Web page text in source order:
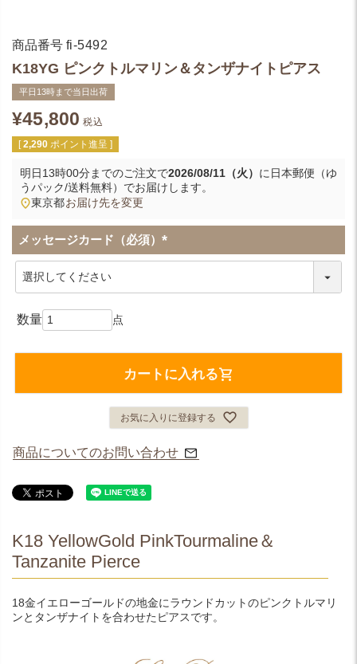
商品番号 fi-5492
K18YG ピンクトルマリン＆タンザナイトピアス
平日13時まで当日出荷
¥45,800 税込
[ 2,290 ポイント進呈 ]
明日13時00分までのご注文で2026/08/11（火） に 日本郵便（ゆ
うパック/送料無料） でお届けします。
東京都お届け先を変更
メッセージカード（必須）
(
カートに入れる
お気に入りに登録する
商品についてのお問い合わせ
K18 YellowGold PinkTourmaline＆
Tanzanite Pierce
18金イエローゴールドの地金にラウンドカットのピンクトルマリ
ンとタンザナイトを合わせたピアスです。